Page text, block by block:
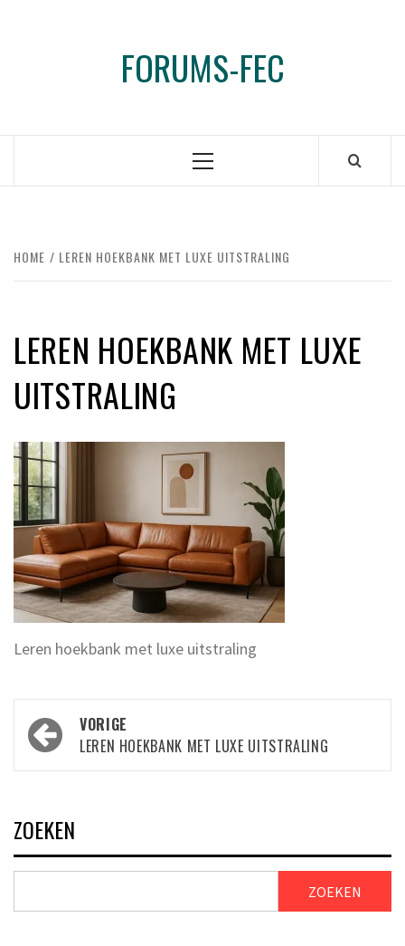
FORUMS-FEC
Primair
HOME LEREN HOEKBANK MET LUXE UITSTRALING
LEREN HOEKBANK MET LUXE
UITSTRALING
Leren hoekbank met luxe uitstraling
Bericht
navigatie
VORIGE
LEREN HOEKBANK MET LUXE UITSTRALING
ZOEKEN
ZOEKEN